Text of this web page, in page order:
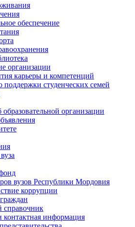
обеспечение
организации
карьеры и компетенций
поддержки студенческих семей
организации
вузов Республики Мордовия
коррупции
справочник
контактная информация